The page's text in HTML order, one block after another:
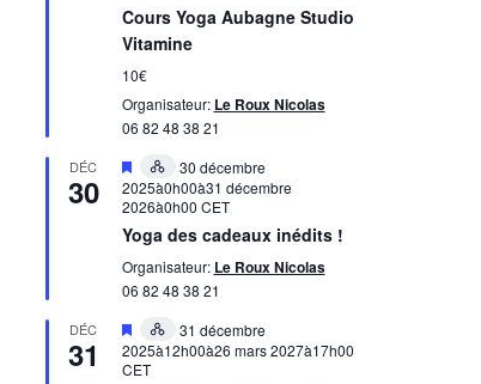
Cours Yoga Aubagne Studio
Vitamine
10€
Organisateur: Le Roux Nicolas
06 82 48 38 21
DÉC
30
Mis
en
avant
Hybrid
évènement
30 décembre
2025à0h00à31 décembre
2026à0h00 CET
Yoga des cadeaux inédits !
Organisateur: Le Roux Nicolas
06 82 48 38 21
DÉC
31
Mis
en
avant
Hybrid
évènement
31 décembre
2025à12h00à26 mars 2027à17h00
CET